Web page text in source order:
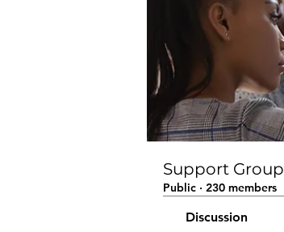
Support Group
Public · 230 members
Discussion